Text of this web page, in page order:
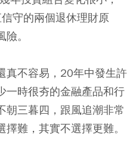
守的兩個退休理財原
。
真不容易，20年中發生許
一時很夯的金融產品和行
朝三暮四，跟風追潮非常
擇難，其實不選擇更難。